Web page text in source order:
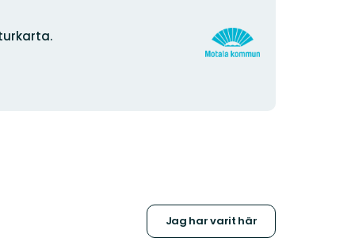
Organisationens
logotyp
Jag har varit här